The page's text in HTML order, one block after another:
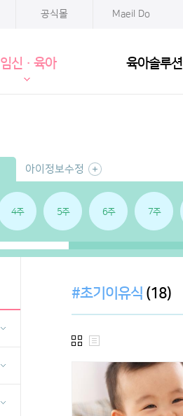
공식몰 Maeil Do
임신·육아 육아솔루션
아이정보수정
4주 5주 6주 7주
#초기이유식 (18)